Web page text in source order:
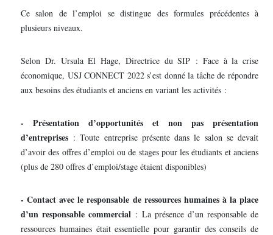
Ce salon de l’emploi se distingue des formules précédentes à
plusieurs niveaux.
Selon Dr. Ursula El Hage, Directrice du SIP : Face à la crise
économique, USJ CONNECT 2022 s’est donné la tâche de répondre
aux besoins des étudiants et anciens en variant les activités :
- Présentation d’opportunités et non pas présentation
d’entreprises : Toute entreprise présente dans le salon se devait
d’avoir des offres d’emploi ou de stages pour les étudiants et anciens
(plus de 280 offres d’emploi/stage étaient disponibles)
- Contact avec le responsable de ressources humaines à la place
d’un responsable commercial : La présence d’un responsable de
ressources humaines était essentielle pour garantir des conseils de